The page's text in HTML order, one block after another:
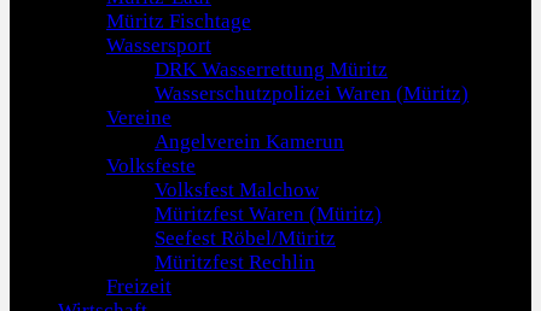
Müritz Fischtage
Wassersport
DRK Wasserrettung Müritz
Wasserschutzpolizei Waren (Müritz)
Vereine
Angelverein Kamerun
Volksfeste
Volksfest Malchow
Müritzfest Waren (Müritz)
Seefest Röbel/Müritz
Müritzfest Rechlin
Freizeit